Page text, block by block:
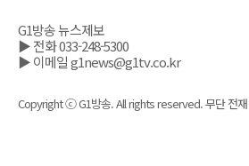
G1방송 뉴스제보
▶ 전화 033-248-5300
▶ 이메일 g1news@g1tv.co.kr
Copyright ⓒ G1방송. All rights reserved. 무단 전재